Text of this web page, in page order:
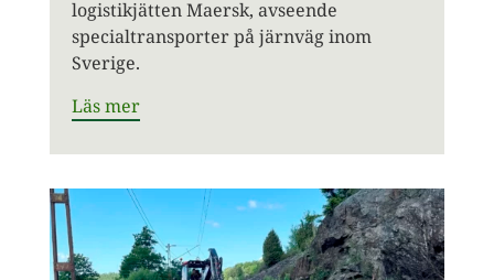
logistikjätten Maersk, avseende
specialtransporter på järnväg inom
Sverige.
Läs mer